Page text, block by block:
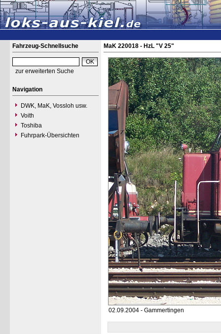
Fahrzeug-Schnellsuche
zur erweiterten Suche
Navigation
DWK, MaK, Vossloh usw.
Voith
Toshiba
Fuhrpark-Übersichten
MaK 220018 - HzL "V 25"
02.09.2004 - Gammertingen